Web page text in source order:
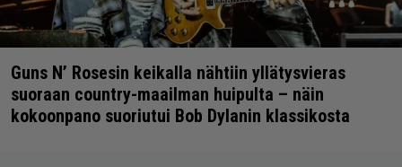
Guns N’ Rosesin keikalla nähtiin yllätysvieras
suoraan country-maailman huipulta – näin
kokoonpano suoriutui Bob Dylanin klassikosta